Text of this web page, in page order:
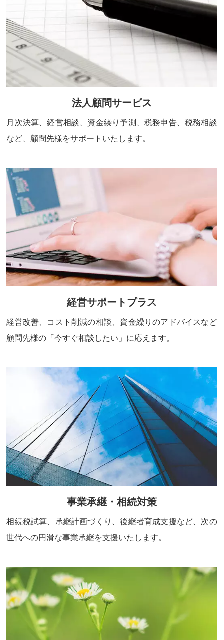
法人顧問サービス
月次決算、経営相談、資金繰り予測、税務申告、税務相談
など、顧問先様をサポートいたします。
経営サポートプラス
経営改善、コスト削減の相談、資金繰りのアドバイスなど
顧問先様の「今すぐ相談したい」に応えます。
事業承継・相続対策
相続税試算、承継計画づくり、後継者育成支援など、次の
世代への円滑な事業承継を支援いたします。